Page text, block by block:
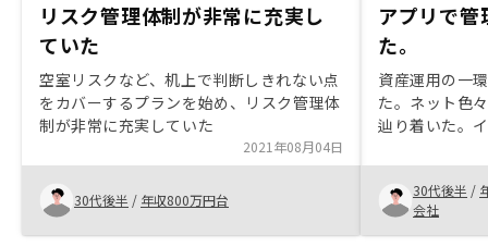
リスク管理体制が非常に充実し
ていた
空室リスクなど、机上で判断しきれない点
をカバーするプランを始め、リスク管理体
制が非常に充実していた
2021年08月04日
30代後半 / 年収800万円台
アプリで
た。
資産運用の一
た。ネット色
辿り着いた。
ル化が進んで
った。営業担
た。
30代後半 /
会社